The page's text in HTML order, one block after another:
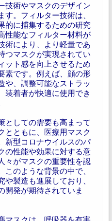
技術やマスクのデザイン
。フィルター技術は、
的に捕集するための研究
性能なフィルター材料が
術により、より軽量であ
つマスクが実現されてい
ット感を向上させるため
素です。例えば、顔の形
や、調整可能なストラッ
装着者が快適に使用でき
としての需要も高まって
とともに、医療用マスク
新型コロナウイルスのパ
の性能や効果に対する意
々がマスクの重要性を認
のような背景の中で、
製造も進展しており、
開発が期待されていま